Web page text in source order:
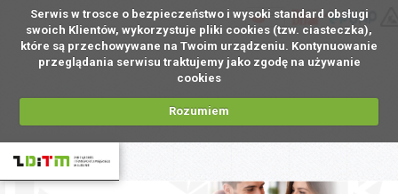
Serwis w trosce o bezpieczeństwo i wysoki standard obsługi
swoich Klientów, wykorzystuje pliki cookies (tzw. ciasteczka),
które są przechowywane na Twoim urządzeniu. Kontynuowanie
przeglądania serwisu traktujemy jako zgodę na używanie
cookies
Rozumiem
PL